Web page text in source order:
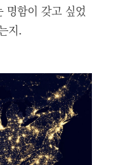
명함이 갖고 싶었
지.